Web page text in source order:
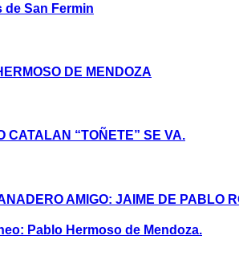
de San Fermin
DE MENDOZA
CATALAN “TOÑETE” SE VA.
AMIGO: JAIME DE PABLO
Pablo Hermoso de Mendoza.